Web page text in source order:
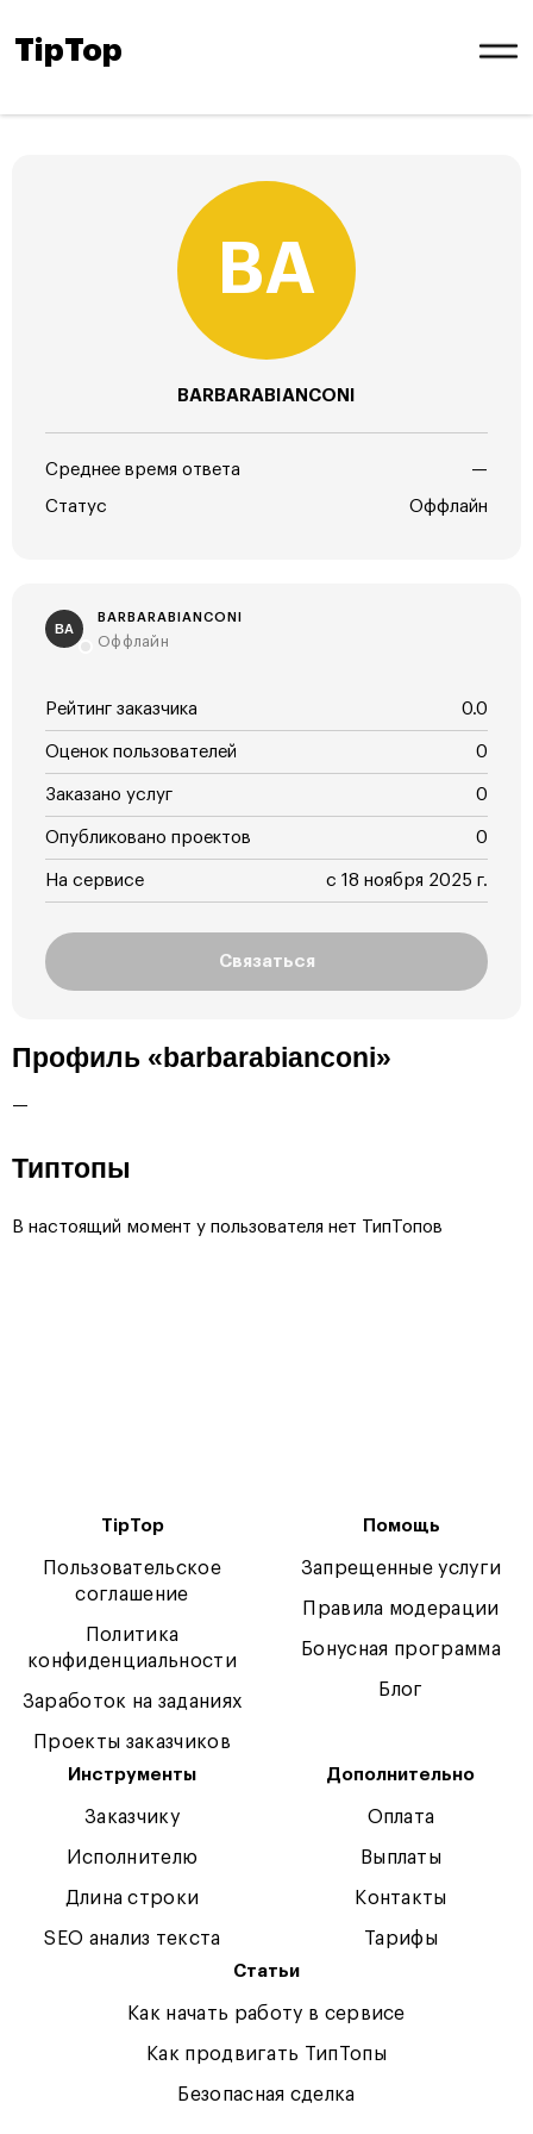
TipTop
BARBARABIANCONI
Среднее время ответа —
Статус Оффлайн
BA
BARBARABIANCONI
Оффлайн
Рейтинг заказчика 0.0
Оценок пользователей 0
Заказано услуг 0
Опубликовано проектов 0
На сервисе с 18 ноября 2025 г.
Связаться
Профиль «barbarabianconi»
—
Типтопы
В настоящий момент у пользователя нет ТипТопов
TipTop
Пользовательское
соглашение
Политика
конфиденциальности
Заработок на заданиях
Проекты заказчиков
Помощь
Запрещенные услуги
Правила модерации
Бонусная программа
Блог
Инструменты
Заказчику
Исполнителю
Длина строки
SEO анализ текста
Дополнительно
Оплата
Выплаты
Контакты
Тарифы
Статьи
Как начать работу в сервисе
Как продвигать ТипТопы
Безопасная сделка